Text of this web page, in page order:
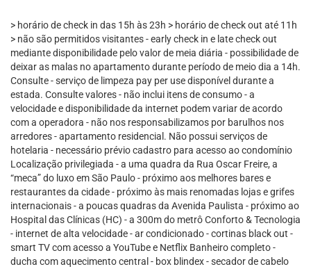
> horário de check in das 15h às 23h > horário de check out até 11h
> não são permitidos visitantes - early check in e late check out
mediante disponibilidade pelo valor de meia diária - possibilidade de
deixar as malas no apartamento durante período de meio dia a 14h.
Consulte - serviço de limpeza pay per use disponível durante a
estada. Consulte valores - não inclui itens de consumo - a
velocidade e disponibilidade da internet podem variar de acordo
com a operadora - não nos responsabilizamos por barulhos nos
arredores - apartamento residencial. Não possui serviços de
hotelaria - necessário prévio cadastro para acesso ao condomínio
Localização privilegiada - a uma quadra da Rua Oscar Freire, a
“meca” do luxo em São Paulo - próximo aos melhores bares e
restaurantes da cidade - próximo às mais renomadas lojas e grifes
internacionais - a poucas quadras da Avenida Paulista - próximo ao
Hospital das Clínicas (HC) - a 300m do metrô Conforto & Tecnologia
- internet de alta velocidade - ar condicionado - cortinas black out -
smart TV com acesso a YouTube e Netflix Banheiro completo -
ducha com aquecimento central - box blindex - secador de cabelo